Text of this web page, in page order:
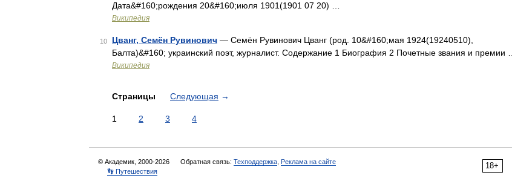
Дата&#160;рождения 20&#160;июля 1901(1901 07 20) …
Википедия
10 Цванг, Семён Рувинович — Семён Рувинович Цванг (род. 10&#160;мая 1924(19240510),
Балта)&#160; украинский поэт, журналист. Содержание 1 Биография 2 Почетные звания и премии …
Википедия
Страницы Следующая →
1 2 3 4
18+
© Академик, 2000-2026 Обратная связь: Техподдержка Реклама на сайте
👣 Путешествия